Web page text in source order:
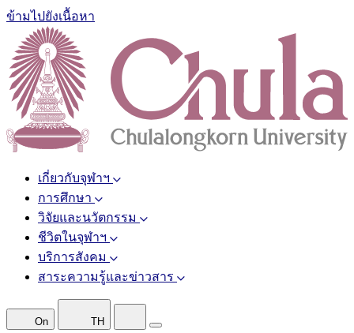
ข้ามไปยังเนื้อหา
เกี่ยวกับจุฬาฯ
การศึกษา
วิจัยและนวัตกรรม
ชีวิตในจุฬาฯ
บริการสังคม
สาระความรู้และข่าวสาร
On TH